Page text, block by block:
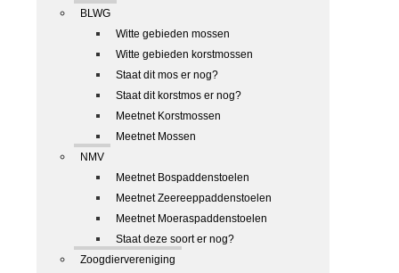
BLWG
Witte gebieden mossen
Witte gebieden korstmossen
Staat dit mos er nog?
Staat dit korstmos er nog?
Meetnet Korstmossen
Meetnet Mossen
NMV
Meetnet Bospaddenstoelen
Meetnet Zeereeppaddenstoelen
Meetnet Moeraspaddenstoelen
Staat deze soort er nog?
Zoogdiervereniging